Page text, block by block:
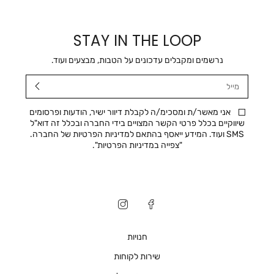
STAY IN THE LOOP
נרשמים ומקבלים עדכונים על הטבות, מבצעים ועוד.
אני מאשר/ת ומסכימ/ה לקבלת דיוור ישיר, הודעות ופרסומים
שיווקיים בכלל פרטי הקשר המצויים בידי החברה ובכלל זה דוא"ל
SMS ועוד. המידע ייאסף בהתאם למדיניות הפרטיות של החברה.
"צפייה במדיניות הפרטיות".
חנויות
שירות לקוחות